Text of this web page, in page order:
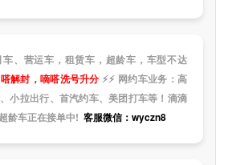
、营运车，租赁车，超龄车，车型不达
解封，嘀嗒洗号升分 ⚡⚡ 网约车业务：高
小拉出行、首汽约车、美团打车等！滴滴
龄车正在接单中! 客服微信：wyczn8